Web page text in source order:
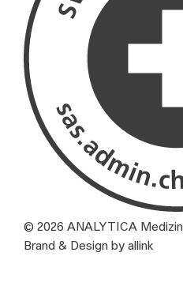
© 2026 ANALYTICA
Brand & Design by allink